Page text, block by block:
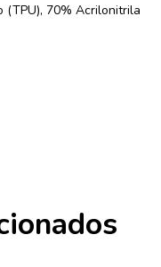
(TPU), 70% Acrilonitrila